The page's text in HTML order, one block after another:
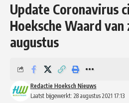
Update Coronavirus
Hoeksche Waard
augustus
Laatst bijgewerkt: 28 augustus 2021 17:13
Redactie Hoeksch Nieuws